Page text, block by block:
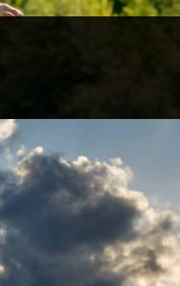
und Energie
für